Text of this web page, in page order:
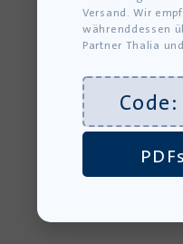
Versand. Wir
währenddessen
Partner Thalia
Code: